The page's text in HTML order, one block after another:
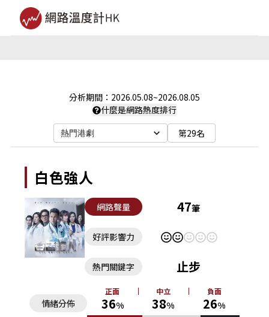
分析期間： 2026.05.08~2026.08.05
什麼是網路熱度排行
熱門港劇 第29名
白色強人
網路聲量 47筆
好評影響力
情緒分佈
正面
36%
中立
38%
負面
26%
熱門關鍵字 止步